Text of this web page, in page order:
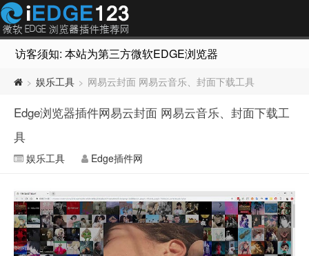
访客须知: 本站为第三方微软EDGE浏览器插件推荐网站，
> 娱乐工具 > 网易云封面 网易云音乐、封面下载工具
Edge浏览器插件网易云封面 网易云音乐、封面下载工
具
娱乐工具 Edge插件网